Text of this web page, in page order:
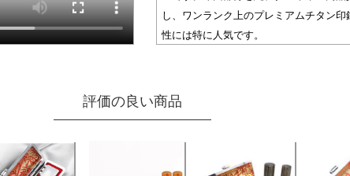
し、ワンランク上のプレミアムチタン印
性には特に人気です。
評価の良い商品